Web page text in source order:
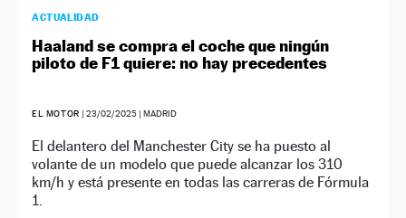
ACTUALIDAD
Haaland se compra el coche que ningún
piloto de F1 quiere: no hay precedentes
EL MOTOR | 23/02/2025| MADRID
El delantero del Manchester City se ha puesto al
volante de un modelo que puede alcanzar los 310
km/h y está presente en todas las carreras de Fórmula
1.